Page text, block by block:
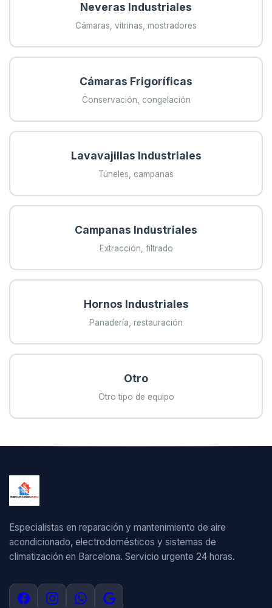
Neveras Industriales
Cámaras, vitrinas, mostradores
Cámaras Frigoríficas
Conservación, congelación
Lavavajillas Industriales
Túneles, campanas
Campanas Industriales
Extracción, filtrado
Hornos Industriales
Panadería, restauración
Otro
Otro tipo de equipo
Especialistas en reparación y mantenimiento de aire
acondicionado, electrodomésticos y sistemas de
climatización en Barcelona. Servicio urgente 24 horas.